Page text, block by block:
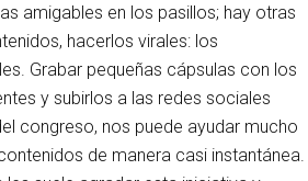
amigables en los pasillos; hay otras
hacerlos virales: los
Grabar pequeñas cápsulas con los
y subirlos a las redes sociales
congreso, nos puede ayudar mucho
de manera casi instantánea.